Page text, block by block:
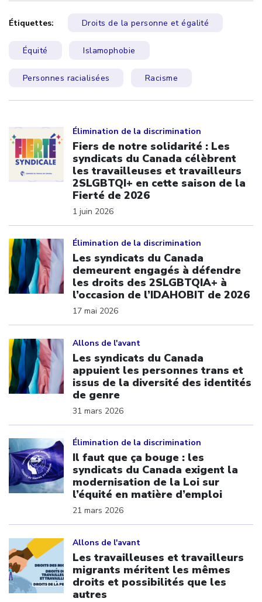
Étiquettes: Droits de la personne et égalité
Équité Islamophobie
Personnes racialisées Racisme
Élimination de la discrimination
Fiers de notre solidarité : Les
syndicats du Canada célèbrent
les travailleuses et travailleurs
2SLGBTQI+ en cette saison de la
Fierté de 2026
1 juin 2026
Élimination de la discrimination
Les syndicats du Canada
demeurent engagés à défendre
les droits des 2SLGBTQIA+ à
l’occasion de l’IDAHOBIT de 2026
17 mai 2026
Allons de l'avant
Les syndicats du Canada
appuient les personnes trans et
issus de la diversité des identités
de genre
31 mars 2026
Élimination de la discrimination
Il faut que ça bouge : les
syndicats du Canada exigent la
modernisation de la Loi sur
l’équité en matière d’emploi
21 mars 2026
Allons de l'avant
Les travailleuses et travailleurs
migrants méritent les mêmes
droits et possibilités que les
autres